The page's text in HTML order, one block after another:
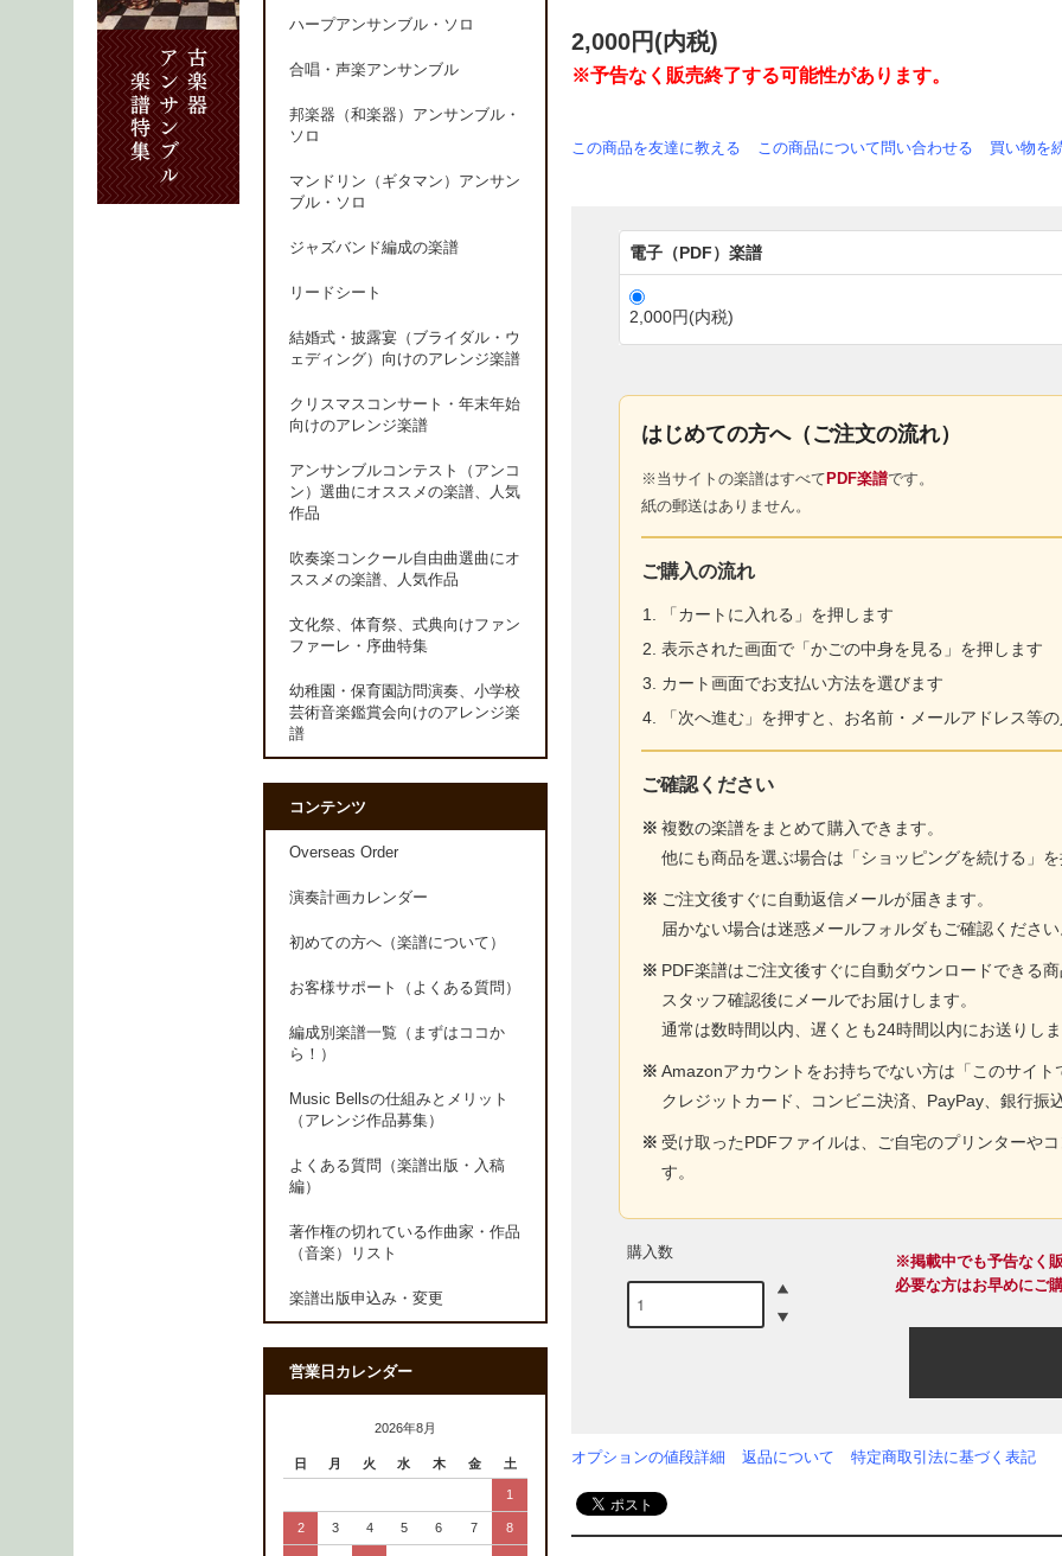
2,000円(内税)
※予告なく販売終了する可能性があります。
この商品を友達に教える この商品について問い合わせる 買い物を
電子（PDF）楽譜
2,000円(内税)
はじめての方へ（ご注文の流れ）
※当サイトの楽譜はすべてPDF楽譜です。
紙の郵送はありません。
ご購入の流れ
「カートに入れる」を押します
表示された画面で「かごの中身を見る」を押します
カート画面でお支払い方法を選びます
「次へ進む」を押すと、お名前・メールアドレス等
ご確認ください
※ 複数の楽譜をまとめて購入できます。
他にも商品を選ぶ場合は「ショッピングを続ける」
※ ご注文後すぐに自動返信メールが届きます。
届かない場合は迷惑メールフォルダもご確認くださ
※ PDF楽譜はご注文後すぐに自動ダウンロードできる
スタッフ確認後にメールでお届けします。
通常は数時間以内、遅くとも24時間以内にお送りし
※ Amazonアカウントをお持ちでない方は「このサイ
クレジットカード、コンビニ決済、PayPay、銀行振
※ 受け取ったPDFファイルは、ご自宅のプリンターや
す。
購入数
※掲載中でも予告なく
必要な方はお早めにご
オプションの値段詳細 返品について 特定商取引法に基づく表記
ハープアンサンブル・ソロ
合唱・声楽アンサンブル
邦楽器（和楽器）アンサンブル・
ソロ
マンドリン（ギタマン）アンサン
ブル・ソロ
ジャズバンド編成の楽譜
リードシート
結婚式・披露宴（ブライダル・ウ
ェディング）向けのアレンジ楽譜
クリスマスコンサート・年末年始
向けのアレンジ楽譜
アンサンブルコンテスト（アンコ
ン）選曲にオススメの楽譜、人気
作品
吹奏楽コンクール自由曲選曲にオ
ススメの楽譜、人気作品
文化祭、体育祭、式典向けファン
ファーレ・序曲特集
幼稚園・保育園訪問演奏、小学校
芸術音楽鑑賞会向けのアレンジ楽
譜
コンテンツ
Overseas Order
演奏計画カレンダー
初めての方へ（楽譜について）
お客様サポート（よくある質問）
編成別楽譜一覧（まずはココか
ら！）
Music Bellsの仕組みとメリット
（アレンジ作品募集）
よくある質問（楽譜出版・入稿
編）
著作権の切れている作曲家・作品
（音楽）リスト
楽譜出版申込み・変更
営業日カレンダー
2026年8月
日 月 火 水 木 金 土
1
2 3 4 5 6 7 8